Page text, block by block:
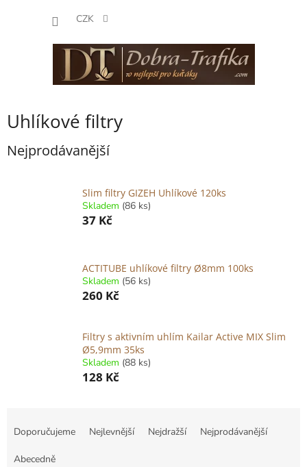
CZK
Uhlíkové filtry
Nejprodávanější
Slim filtry GIZEH Uhlíkové 120ks
Skladem (86 ks)
37 Kč
ACTITUBE uhlíkové filtry Ø8mm 100ks
Skladem (56 ks)
260 Kč
Filtry s aktivním uhlím Kailar Active MIX Slim
Ø5,9mm 35ks
Skladem (88 ks)
128 Kč
Doporučujeme Nejlevnější Nejdražší Nejprodávanější
Abecedně